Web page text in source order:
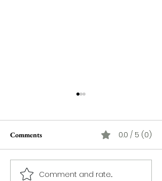
Souhir Ben Amara : l'artiste
Comments 0.0 / 5 (0)
Comment and rate...